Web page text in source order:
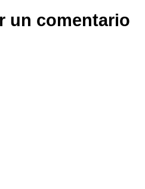
un comentario